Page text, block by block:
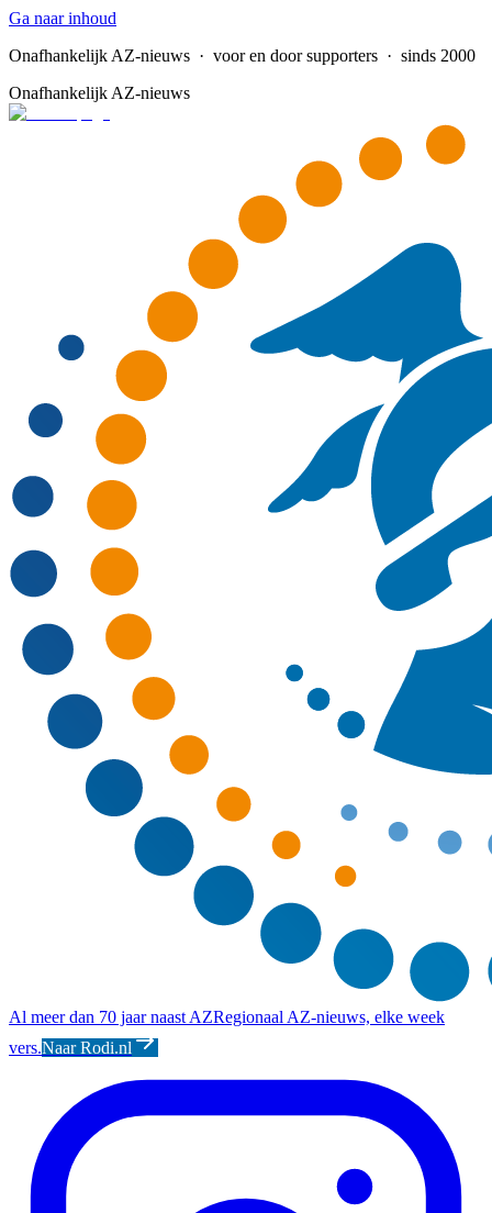
Ga naar inhoud
Onafhankelijk AZ-nieuws · voor en door supporters · sinds 2000
Onafhankelijk AZ-nieuws
Al meer dan 70 jaar naast AZRegionaal AZ-nieuws, elke week
vers.Naar Rodi.nl